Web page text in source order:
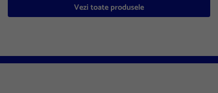
Vezi toate produsele